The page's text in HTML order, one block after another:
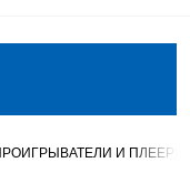
И ПЛЕЕРЫ